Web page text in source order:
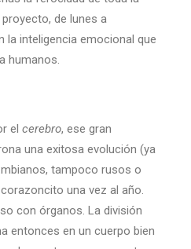
de lunes a
la inteligencia emocional que
humanos.
el cerebro, ese gran
una exitosa evolución (ya
tampoco rusos o
una vez al año.
con órganos. La división
entonces en un cuerpo bien